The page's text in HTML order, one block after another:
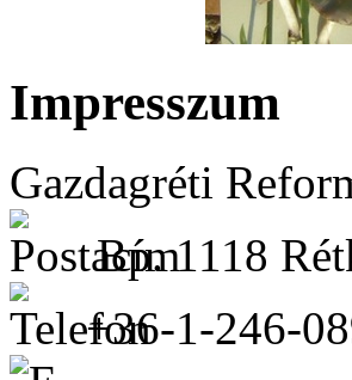
Impresszum
Gazdagréti
Bp. 1118
+36-1-246-